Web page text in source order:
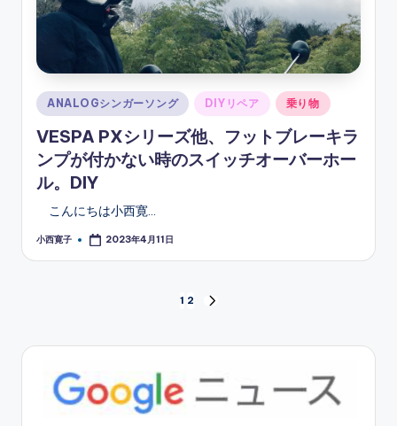
Posted
in
ANALOGシンガーソング DIYリペア 乗り物
VESPA PXシリーズ他、フットブレーキラ
ンプが付かない時のスイッチオーバーホー
ル。DIY
こんにちは小西寛…
Posted
小西寛子 2023年4月11日
稿
1 2